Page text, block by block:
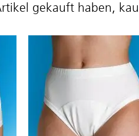
gekauft haben,